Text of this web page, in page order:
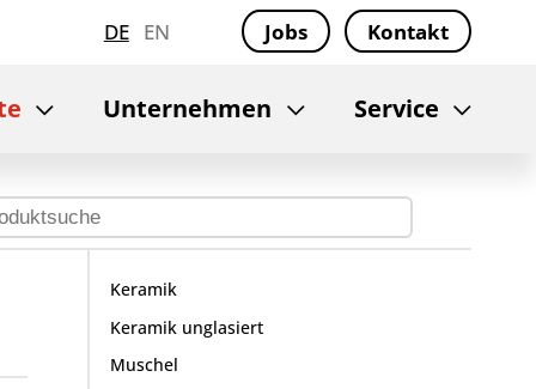
DE EN Jobs Kontakt
Unternehmen Service
Keramik
Keramik unglasiert
Muschel